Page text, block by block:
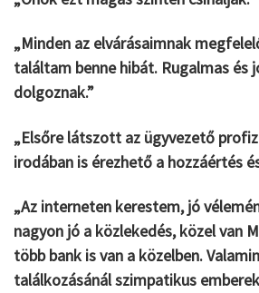
„Minden az elvárásaimnak
találtam benne hibát. Rugalmas és
dolgoznak.”
„Elsőre látszott az ügyvezető
irodában is érezhető a hozzáértés
„Az interneten kerestem, jó
nagyon jó a közlekedés, közel van
több bank is van a közelben.
találkozásánál szimpatikus